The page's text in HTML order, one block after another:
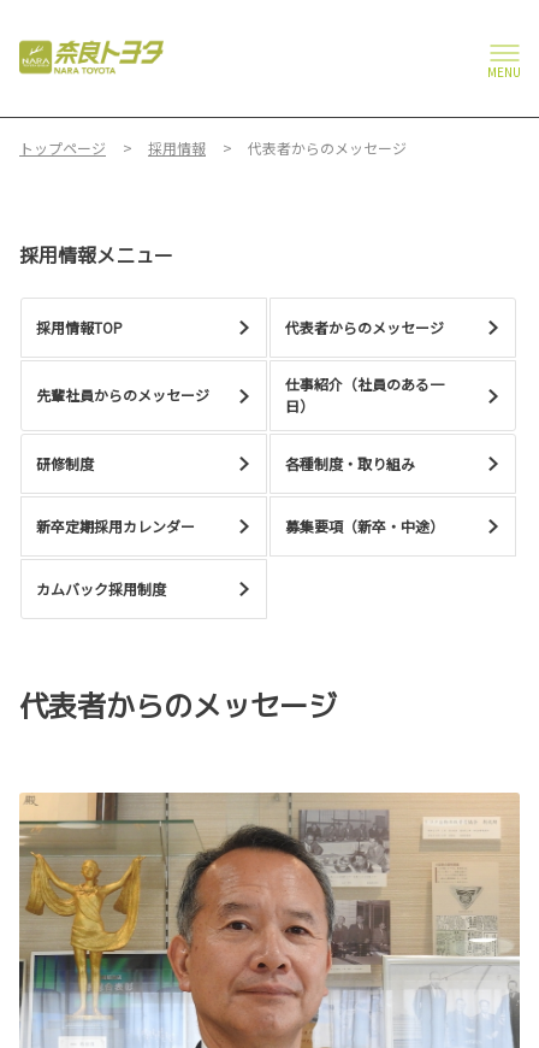
MENU
トップページ 採用情報 代表者からのメッセージ
採用情報メニュー
採用情報TOP 代表者からのメッセージ
先輩社員からのメッセージ
仕事紹介（社員のある一
日）
研修制度 各種制度・取り組み
新卒定期採用カレンダー 募集要項（新卒・中途）
カムバック採用制度
代表者からのメッセージ